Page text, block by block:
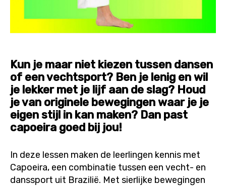
Kun je maar niet kiezen tussen dansen
of een vechtsport? Ben je lenig en wil
je lekker met je lijf aan de slag? Houd
je van originele bewegingen waar je je
eigen stijl in kan maken? Dan past
capoeira goed bij jou!
In deze lessen maken de leerlingen kennis met
Capoeira, een combinatie tussen een vecht- en
danssport uit Brazilië. Met sierlijke bewegingen